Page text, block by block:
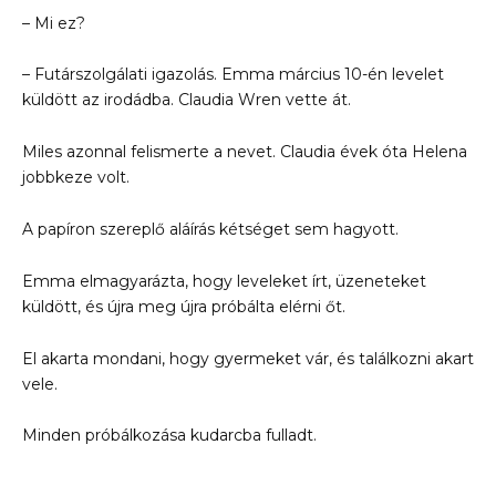
– Mi ez?
– Futárszolgálati igazolás. Emma március 10-én levelet
küldött az irodádba. Claudia Wren vette át.
Miles azonnal felismerte a nevet. Claudia évek óta Helena
jobbkeze volt.
A papíron szereplő aláírás kétséget sem hagyott.
Emma elmagyarázta, hogy leveleket írt, üzeneteket
küldött, és újra meg újra próbálta elérni őt.
El akarta mondani, hogy gyermeket vár, és találkozni akart
vele.
Minden próbálkozása kudarcba fulladt.